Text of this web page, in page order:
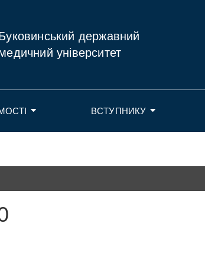
державний
університет
ВСТУПНИКУ